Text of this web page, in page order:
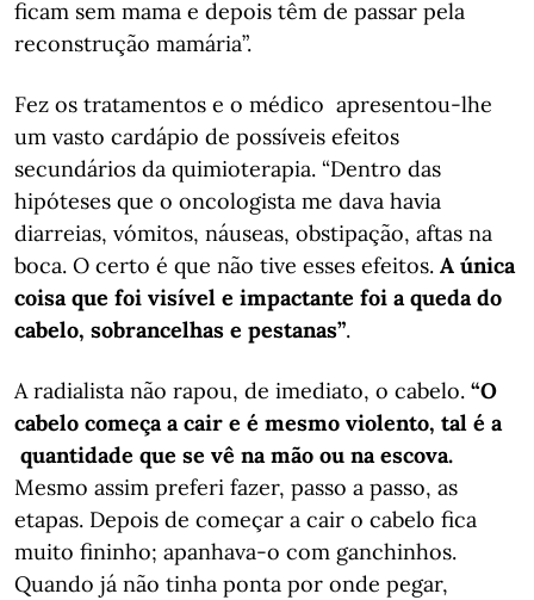
ficam sem mama e depois têm de passar pela
reconstrução mamária”.
Fez os tratamentos e o médico apresentou-lhe
um vasto cardápio de possíveis efeitos
secundários da quimioterapia. “Dentro das
hipóteses que o oncologista me dava havia
diarreias, vómitos, náuseas, obstipação, aftas na
boca. O certo é que não tive esses efeitos. A única
coisa que foi visível e impactante foi a queda do
cabelo, sobrancelhas e pestanas”.
A radialista não rapou, de imediato, o cabelo. “O
cabelo começa a cair e é mesmo violento, tal é a
quantidade que se vê na mão ou na escova.
Mesmo assim preferi fazer, passo a passo, as
etapas. Depois de começar a cair o cabelo fica
muito fininho; apanhava-o com ganchinhos.
Quando já não tinha ponta por onde pegar,